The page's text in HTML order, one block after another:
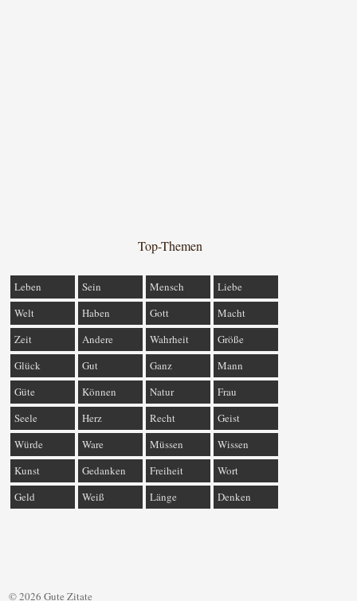
Top-Themen
Leben Sein Mensch
Liebe
Welt
Haben Gott
Macht
Zeit
Andere Wahrheit
Größe
Glück
Gut Ganz
Mann
Güte
Können Natur
Frau
Seele
Herz Recht
Geist
Würde
Ware Müssen
Wissen
Kunst
Gedanken Freiheit
Wort
Geld
Weiß Länge Denken
© 2026 Gute Zitate